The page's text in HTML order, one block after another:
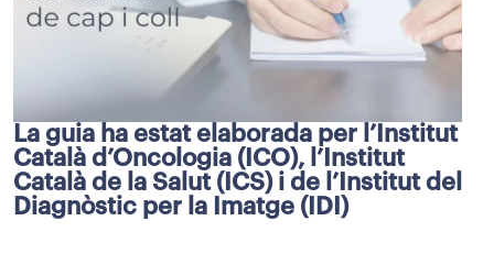
La guia ha estat elaborada per l’Institut
Català d’Oncologia (ICO), l’Institut
Català de la Salut (ICS) i de l’Institut del
Diagnòstic per la Imatge (IDI)